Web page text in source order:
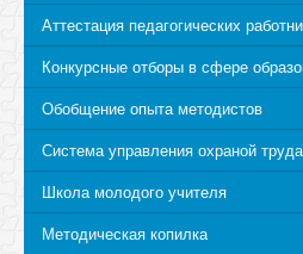
Аттестация педагогических
Конкурсные отборы в сфере
Обобщение опыта методистов
Система управления охраной труда
Школа молодого учителя
Методическая копилка